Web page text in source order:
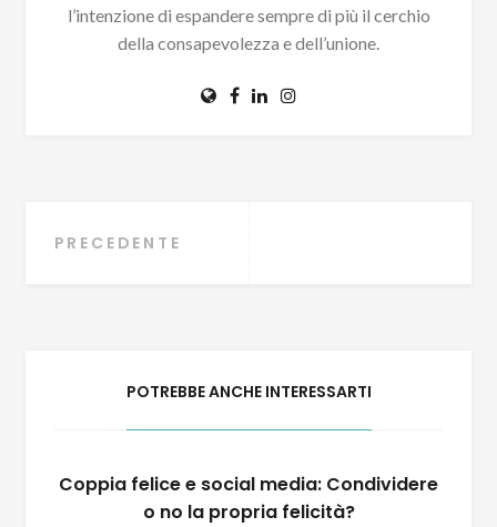
l’intenzione di espandere sempre di più il cerchio
della consapevolezza e dell’unione.
Navigazione
PRECEDENTE
POTREBBE ANCHE INTERESSARTI
Coppia felice e social media: Condividere
o no la propria felicità?